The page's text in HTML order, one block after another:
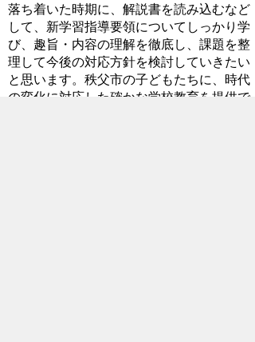
落ち着いた時期に、解説書を読み込むなど
して、新学習指導要領についてしっかり学
び、趣旨・内容の理解を徹底し、課題を整
理して今後の対応方針を検討していきたい
と思います。秩父市の子どもたちに、時代
の変化に対応した確かな学校教育を提供で